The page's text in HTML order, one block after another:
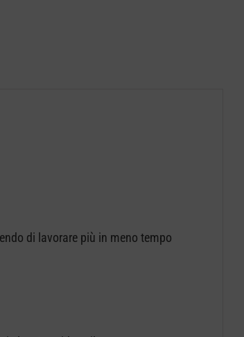
di lavorare più in meno tempo